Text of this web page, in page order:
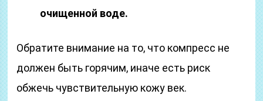
очищенной воде.
Обратите внимание на то, что компресс не
должен быть горячим, иначе есть риск
обжечь чувствительную кожу век.